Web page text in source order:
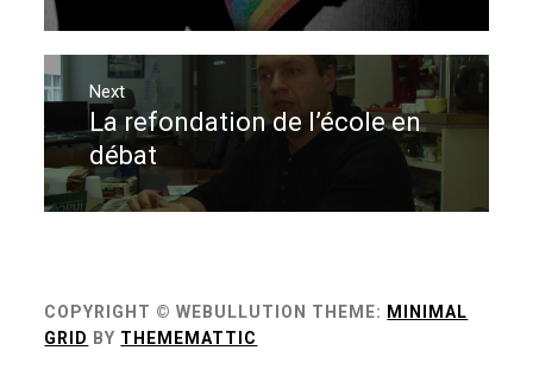
Next
Next
post:
La refondation de l’école en
débat
COPYRIGHT © WEBULLUTION THEME: MINIMAL
GRID BY THEMEMATTIC